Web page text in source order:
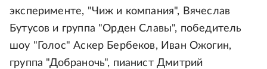
эксперименте, "Чиж и компания", Вячеслав
Бутусов и группа "Орден Славы", победитель
шоу "Голос" Аскер Бербеков, Иван Ожогин,
группа "Добраночь", пианист Дмитрий